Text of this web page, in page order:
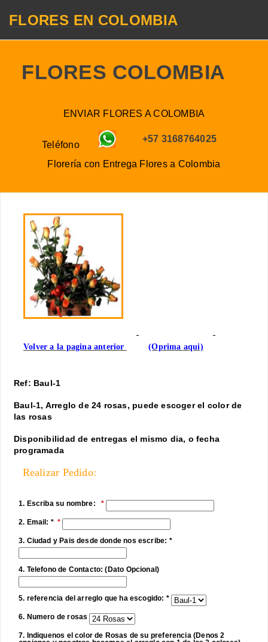
FLORES EN COLOMBIA
FLORES COLOMBIA
ENVIAR FLORES A COLOMBIA
Teléfono
+57 3168764025
Florería con Entrega Flores a Colombia
Volver a la pagina anterior (Oprima aqui)
Ref: Baul-1
Baul-1, Arreglo de 24 rosas, puede escoger el color de
las rosas
Disponibilidad de entregas el mismo dia, o fecha
programada
Realizar Pedido:
1. Escriba su nombre:
2. Email: *
3. Ciudad y Pais desde donde nos escribe: *
4. Telefono de Contacto: (Dato Opcional)
5. referencia del arreglo que ha escogido: *
6. Numero de rosas
7. Indiquenos el color de Rosas de su preferencia (Denos 2